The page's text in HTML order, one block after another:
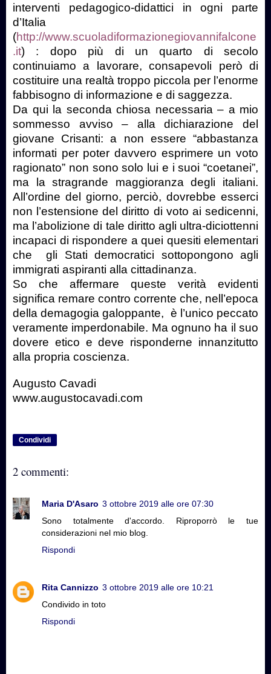
interventi pedagogico-didattici in ogni parte
d’Italia
(http://www.scuoladiformazionegiovannifalcone
.it) : dopo più di un quarto di secolo
continuiamo a lavorare, consapevoli però di
costituire una realtà troppo piccola per l’enorme
fabbisogno di informazione e di saggezza.
Da qui la seconda chiosa necessaria – a mio
sommesso avviso – alla dichiarazione del
giovane Crisanti: a non essere “abbastanza
informati per poter davvero esprimere un voto
ragionato” non sono solo lui e i suoi “coetanei”,
ma la stragrande maggioranza degli italiani.
All’ordine del giorno, perciò, dovrebbe esserci
non l’estensione del diritto di voto ai sedicenni,
ma l’abolizione di tale diritto agli ultra-diciottenni
incapaci di rispondere a quei quesiti elementari
che gli Stati democratici sottopongono agli
immigrati aspiranti alla cittadinanza.
So che affermare queste verità evidenti
significa remare contro corrente che, nell’epoca
della demagogia galoppante, è l’unico peccato
veramente imperdonabile. Ma ognuno ha il suo
dovere etico e deve risponderne innanzitutto
alla propria coscienza.
Augusto Cavadi
www.augustocavadi.com
Condividi
2 commenti:
Maria D'Asaro 3 ottobre 2019 alle ore 07:30
Sono totalmente d'accordo. Riproporrò le tue
considerazioni nel mio blog.
Rispondi
Rita Cannizzo 3 ottobre 2019 alle ore 10:21
Condivido in toto
Rispondi